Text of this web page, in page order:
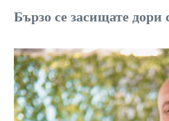
Бързо се засищате